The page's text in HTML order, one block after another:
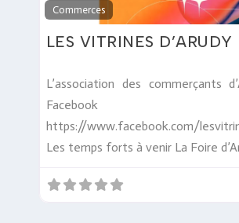
Commerces
LES VITRINES D’ARUDY
L’association des commerçants
https://www.facebook.com/
Les temps forts à venir La Foire